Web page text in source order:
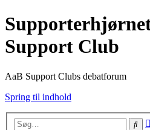
Support Club
AaB Support Clubs debatforum
Spring til indhold
Søg